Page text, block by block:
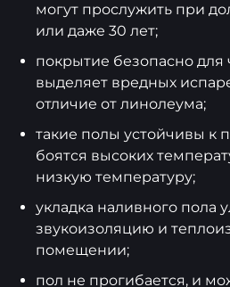
могут прослужить при
или даже 30 лет;
покрытие безопасно для
выделяет вредных
отличие от линолеума;
такие полы устойчивы к
боятся высоких
низкую температуру;
укладка наливного пола
звукоизоляцию и
помещении;
пол не пpoгибaeтcя, и